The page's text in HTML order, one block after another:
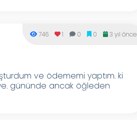
746 1 0 0 3 yıl önce
ve ödememi yaptım. ki
gününde ancak öğleden